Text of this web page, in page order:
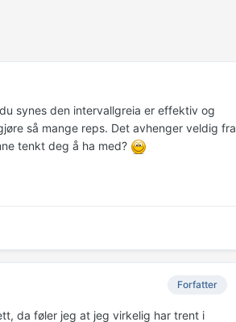
synes den intervallgreia er effektiv og
så mange reps. Det avhenger veldig fra
tenkt deg å ha med?
Forfatter
da føler jeg at jeg virkelig har trent i